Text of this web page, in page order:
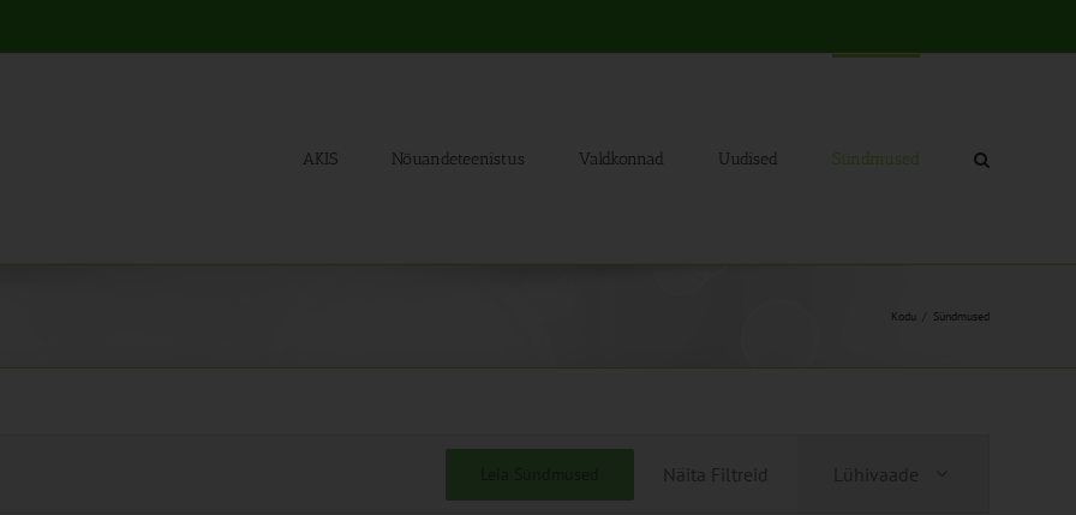
AKIS Nõuandeteenistus Valdkonnad Uudised Sündmused
Kodu Sündmused
Näita Filtreid
Views
Lühivaade